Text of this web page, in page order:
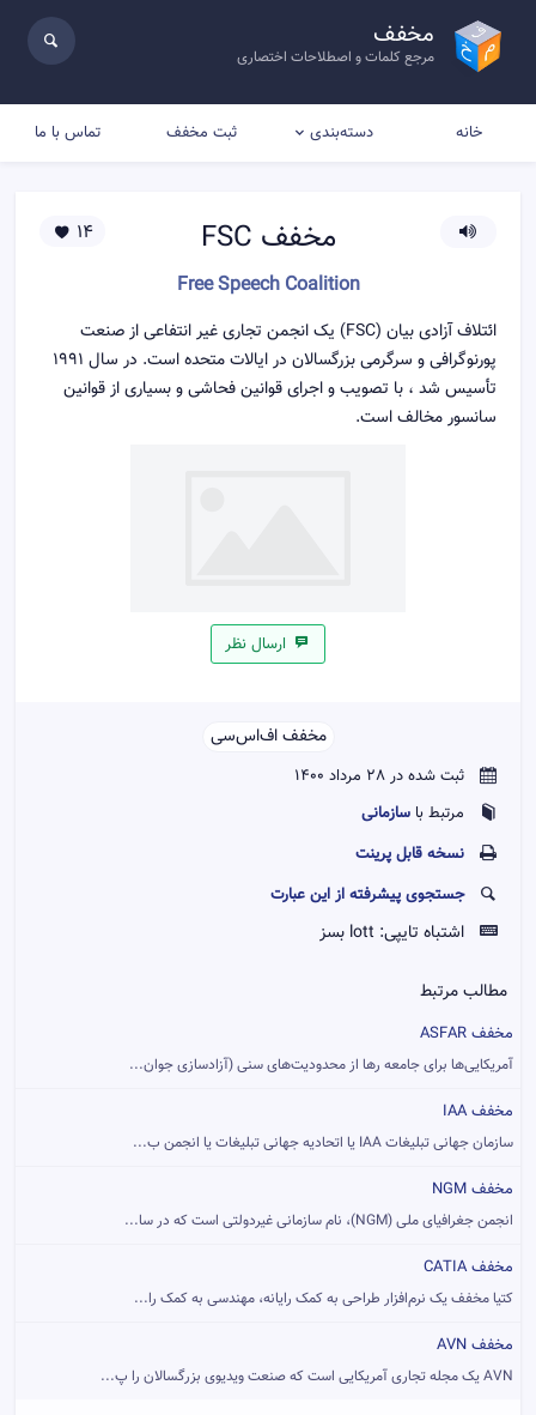
مخفف
مرجع کلمات و اصطلاحات اختصاری
خانه دسته‌بندی ثبت مخفف تماس با ما
مخفف FSC
Free Speech Coalition
14
ائتلاف آزادی بیان (FSC) یک انجمن تجاری غیر انتفاعی از صنعت
پورنوگرافی و سرگرمی بزرگسالان در ایالات متحده است. در سال 1991
تأسیس شد ، با تصویب و اجرای قوانین فحاشی و بسیاری از قوانین
سانسور مخالف است.
ارسال نظر
مخفف اف‌اس‌سی‌‌
ثبت شده در 28 مرداد 1400
مرتبط باسازمانی
نسخه قابل پرينت
جستجوی پیشرفته از این عبارت
اشتباه تایپی: lott بسز
مطالب مرتبط
مخفف ASFAR
آمریکایی‌ها برای جامعه رها از محدودیت‌های سنی (آزادسازی جوان...
مخفف IAA
سازمان جهانی تبلیغات IAA یا اتحادیه جهانی تبلیغات یا انجمن ب...
مخفف NGM
انجمن جغرافیای ملی (NGM)‏، نام سازمانی غیردولتی است که در سا...
مخفف CATIA
کتیا مخفف یک نرم‌افزار طراحی به کمک رایانه، مهندسی به کمک را...
مخفف AVN
AVN یک مجله تجاری آمریکایی است که صنعت ویدیوی بزرگسالان را پ...